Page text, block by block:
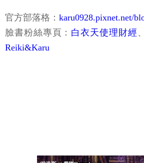
官方部落格： karu0928.pixnet.net/
臉書粉絲專頁： 白衣天使理財經 、
Reiki&Karu